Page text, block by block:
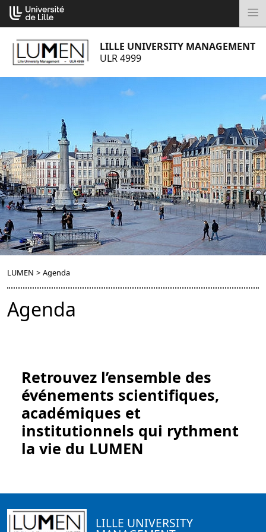
Aller
au
LILLE UNIVERSITY MANAGEMENT
ULR 4999
LUMEN > Agenda
Agenda
Retrouvez l’ensemble des
événements scientifiques,
académiques et
institutionnels qui rythment
la vie du LUMEN
LILLE UNIVERSITY
Cookies management panel